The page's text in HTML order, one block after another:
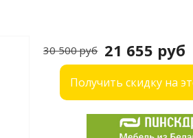
21 655 руб
30 500 руб
Получить скидку на